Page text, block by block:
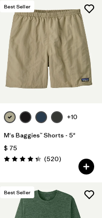
Best Seller
+10
M's Baggies™ Shorts - 5"
$ 75
Valoración: 4.4 / 5
(520Comentarios
)
Best Seller